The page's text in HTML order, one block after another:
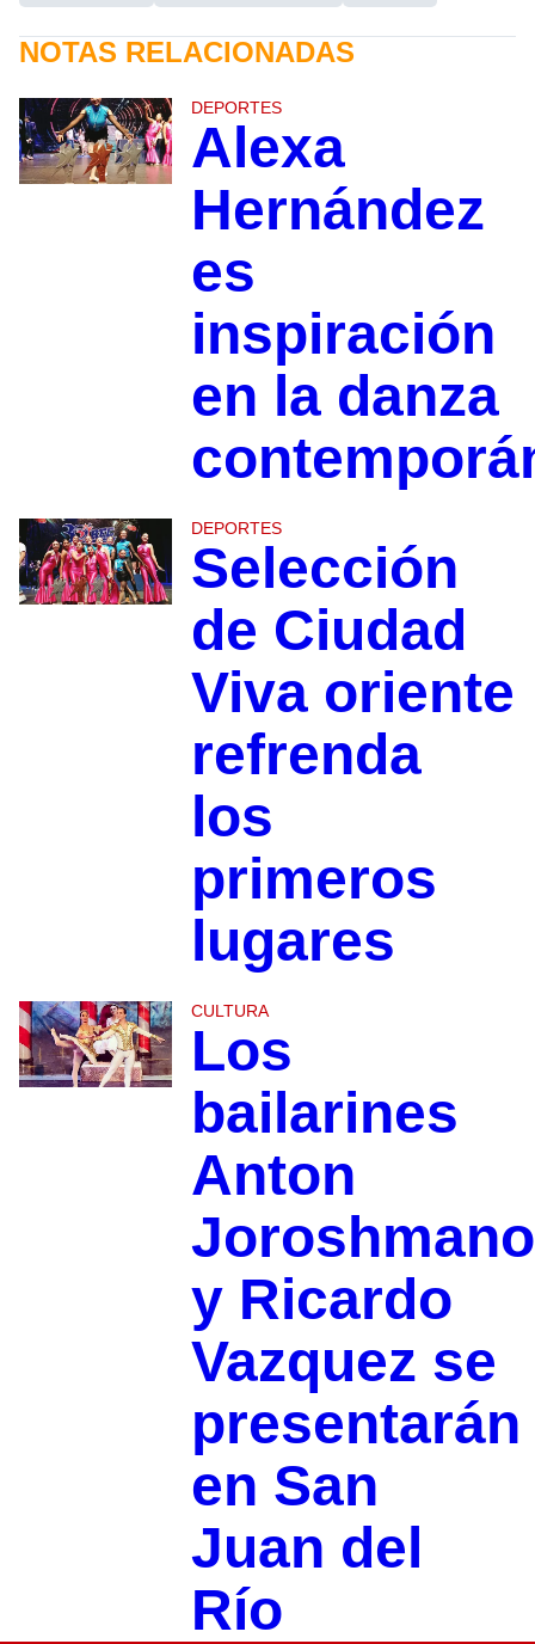
NOTAS RELACIONADAS
DEPORTES
Alexa
Hernández
es
inspiración
en la danza
DEPORTES
Selección
de Ciudad
Viva oriente
refrenda
los
primeros
lugares
CULTURA
Los
bailarines
Anton
y Ricardo
Vazquez se
presentarán
en San
Juan del
Río